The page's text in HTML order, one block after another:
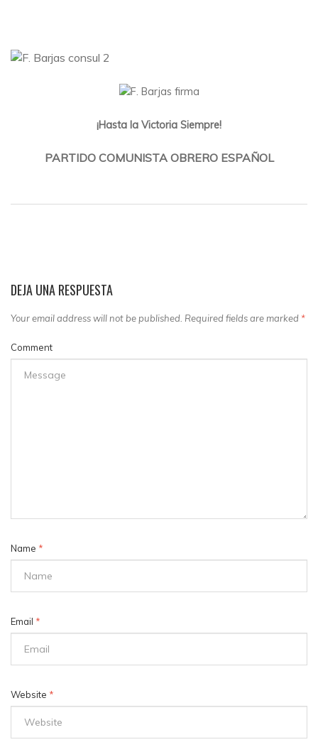
¡Hasta la Victoria Siempre!
PARTIDO COMUNISTA OBRERO ESPAÑOL
DEJA UNA RESPUESTA
Your email address will not be published. Required fields are marked *
Comment
Name *
Email *
Website *